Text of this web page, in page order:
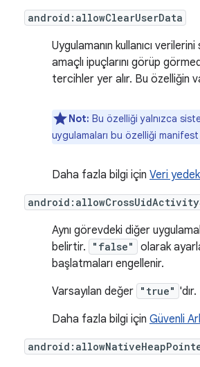
android:allowClearUserData
Uygulamanın kullanıcı
amaçlı ipuçlarını görüp
tercihler yer alır. Bu özelliğin
Not: Bu özelliği yalnızca
uygulamaları bu özelliği
Daha fazla bilgi için Veri
Aynı görevdeki diğer
belirtir.
"false"
olarak
başlatmaları engellenir.
Varsayılan değer "true" 'dır.
Daha fazla bilgi için Güvenli